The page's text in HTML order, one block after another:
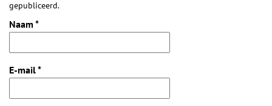
gepubliceerd.
Naam *
E-mail*